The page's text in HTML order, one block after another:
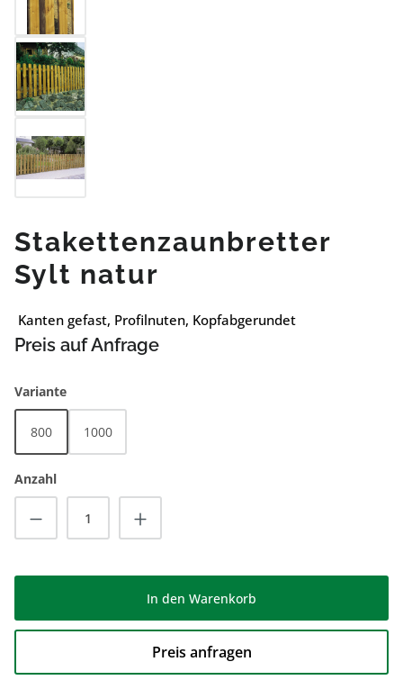
Stakettenzaunbretter
Sylt natur
Kanten gefast, Profilnuten, Kopfabgerundet
Preis auf Anfrage
Varianteauswählen
800 1000
Anzahl
Produkt Anzahl: Gib den gewünschten
In den Warenkorb
Preis anfragen